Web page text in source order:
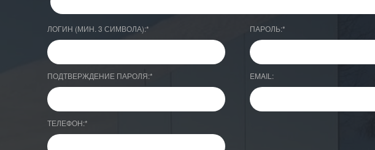
ЛОГИН (МИН. 3 СИМВОЛА):* ПАРОЛЬ:*
ПОДТВЕРЖДЕНИЕ ПАРОЛЯ:* EMAIL:
ТЕЛЕФОН:*